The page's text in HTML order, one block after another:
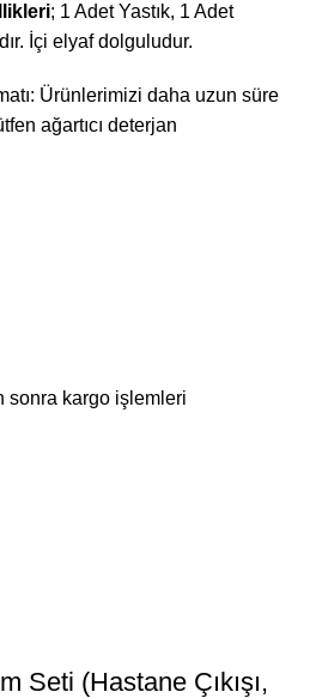
; 1 Adet Yastık, 1 Adet
İçi elyaf dolguludur.
Ürünlerimizi daha uzun süre
ağartıcı deterjan
sonra kargo işlemleri
Seti (Hastane Çıkışı,